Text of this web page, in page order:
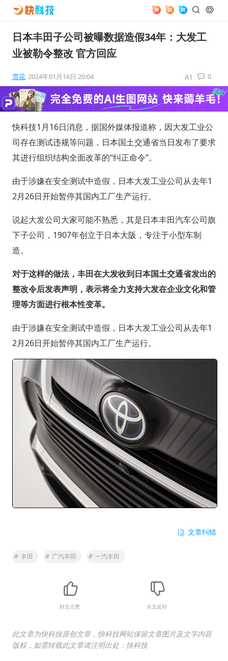
日本丰田子公司被曝数据造假34年：大发工
业被勒令整改 官方回应
雪花 2024年01月16日 20:04 0
快科技1月16日消息，据国外媒体报道称，因大发工业公
司存在测试违规等问题，日本国土交通省当日发布了要求
其进行组织结构全面改革的“纠正命令”。
由于涉嫌在安全测试中造假，日本大发工业公司从去年1
2月26日开始暂停其国内工厂生产运行。
说起大发公司大家可能不熟悉，其是日本丰田汽车公司旗
下子公司，1907年创立于日本大阪，专注于小型车制
造。
对于这样的做法，丰田在大发收到日本国土交通省发出的
整改令后发表声明，表示将全力支持大发在企业文化和管
理等方面进行根本性变革。
由于涉嫌在安全测试中造假，日本大发工业公司从去年1
2月26日开始暂停其国内工厂生产运行。
文章纠错
# 丰田 # 广汽丰田 # 一汽丰田
好文点赞 水文反对
此文章为快科技原创文章，快科技网站保留文章图片及文字内容
版权，如需转载此文章请注明出处：快科技